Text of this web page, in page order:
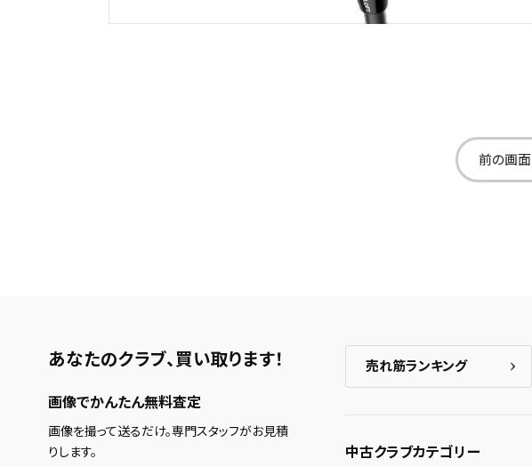
前の画
あなたのクラブ、 買い取ります！
画像でかんたん無料査定
画像を撮って送るだけ。専門スタッフがお見積
りします。
売れ筋ランキング
中古クラブカテゴリー